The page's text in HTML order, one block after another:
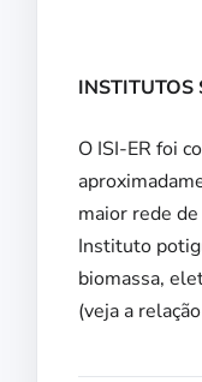
INSTITUTOS
O ISI-ER foi
maior rede
Instituto
biomassa,
(veja a